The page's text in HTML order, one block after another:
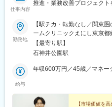
仕事内容
推進・業務改善プロジェクト
勤務地
【駅チカ・転勤なし／関東
ームクリニックえにし東京都
1階＜アクセス＞西武池袋線
はありません。★駅チカで毎
事にも便利な環境が整ってい
【最寄り駅】
石神井公園駅
給与
年収600万円／45歳／マネー
【市場価値を